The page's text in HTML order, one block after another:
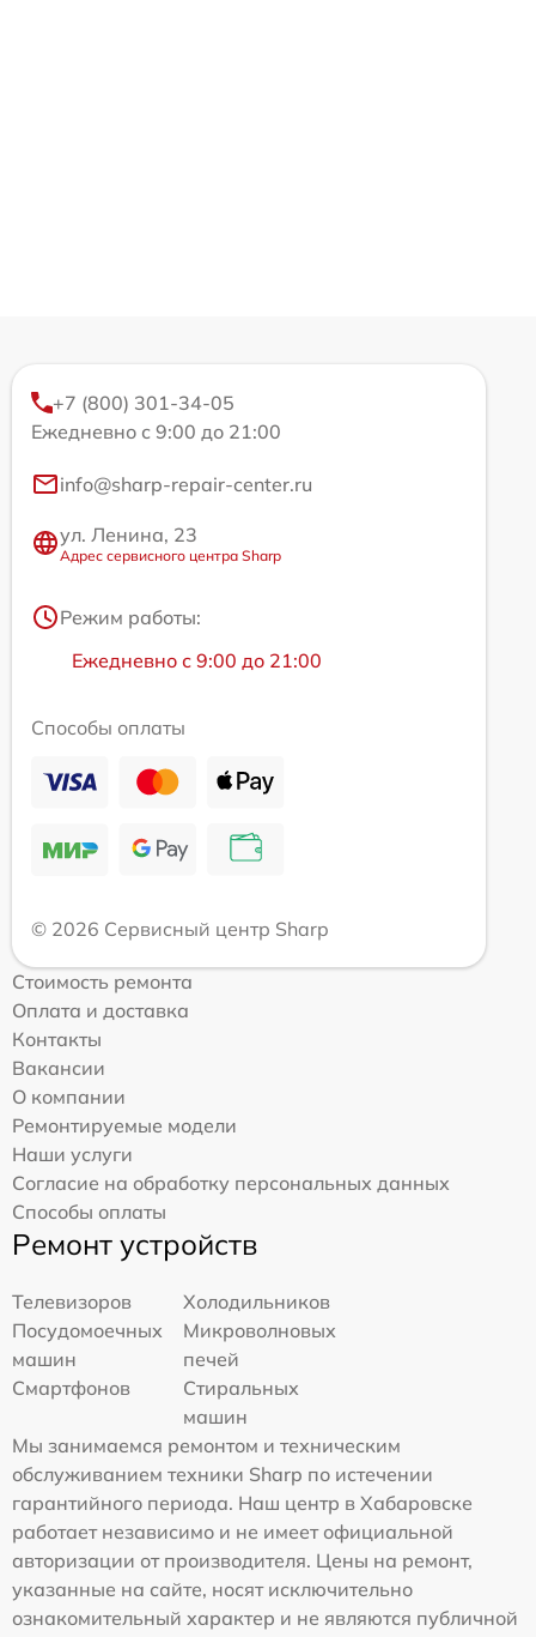
+7 (800) 301-34-05
Ежедневно с 9:00 до 21:00
info@sharp-repair-center.ru
ул. Ленина, 23
Адрес сервисного центра Sharp
Режим работы:
Ежедневно с 9:00 до 21:00
Способы оплаты
© 2026 Сервисный центр Sharp
Стоимость ремонта
Оплата и доставка
Контакты
Вакансии
О компании
Ремонтируемые модели
Наши услуги
Согласие на обработку персональных данных
Способы оплаты
Ремонт устройств
Телевизоров
Холодильников
Посудомоечных
машин
Микроволновых
печей
Смартфонов
Стиральных
машин
Мы занимаемся ремонтом и техническим
обслуживанием техники Sharp по истечении
гарантийного периода. Наш центр в Хабаровске
работает независимо и не имеет официальной
авторизации от производителя. Цены на ремонт,
указанные на сайте, носят исключительно
ознакомительный характер и не являются публичной